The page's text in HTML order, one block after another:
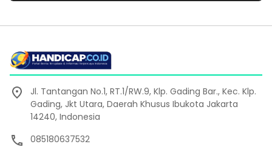
Jl. Tantangan No.1, RT.1/RW.9, Klp. Gading Bar., Kec. Klp.
Gading, Jkt Utara, Daerah Khusus Ibukota Jakarta
14240, Indonesia
085180637532